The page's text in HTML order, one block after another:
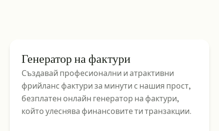
Генератор на фактури
Създавай професионални и атрактивни
фрийланс фактури за минути с нашия прост,
безплатен онлайн генератор на фактури,
който улеснява финансовите ти транзакции.